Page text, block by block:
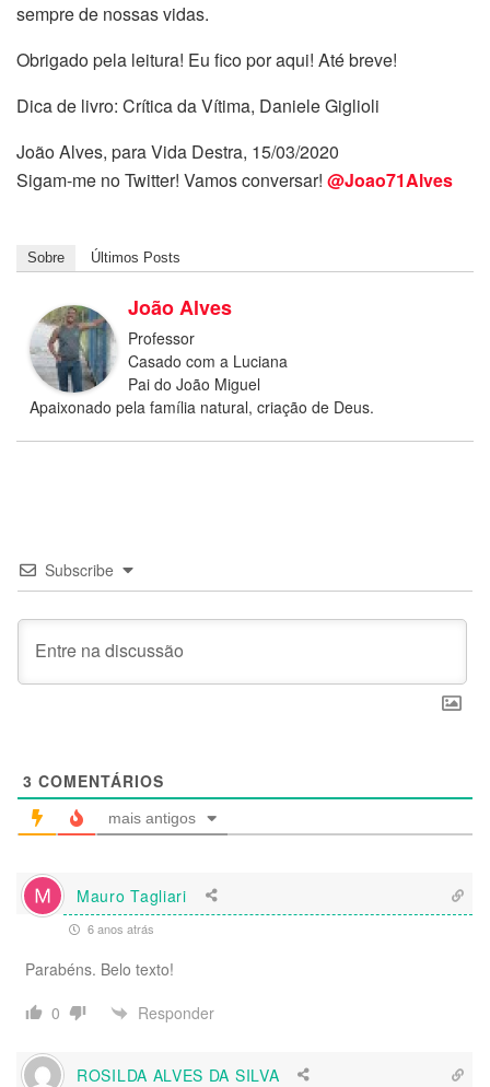
sempre de nossas vidas.
Obrigado pela leitura! Eu fico por aqui! Até breve!
Dica de livro: Crítica da Vítima, Daniele Giglioli
João Alves, para Vida Destra, 15/03/2020
Sigam-me no Twitter! Vamos conversar! @Joao71Alves
Sobre Últimos Posts
João Alves
Professor
Casado com a Luciana
Pai do João Miguel
Apaixonado pela família natural, criação de Deus.
Subscribe
3 COMENTÁRIOS
mais antigos
Mauro Tagliari
6 anos atrás
Parabéns. Belo texto!
0
Responder
ROSILDA ALVES DA SILVA